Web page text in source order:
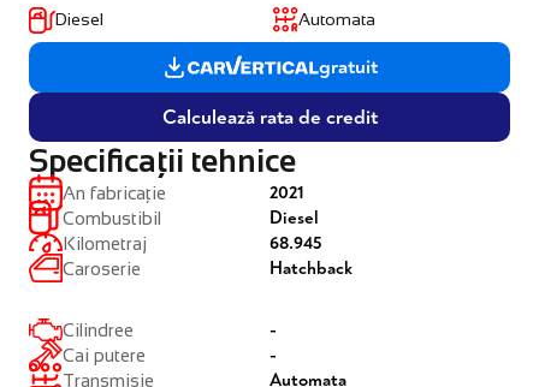
Diesel Automata
Calculează rata de credit
gratuit
Specificații tehnice
An fabricație
Combustibil
Kilometraj
Caroserie
2021
Diesel
68.945
Hatchback
Cilindree
Cai putere
Transmisie
-
-
Automata